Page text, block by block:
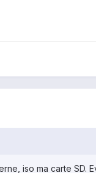
iso ma carte SD.